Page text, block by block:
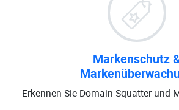
Markenschutz
Erkennen Sie Domain-Squatter und